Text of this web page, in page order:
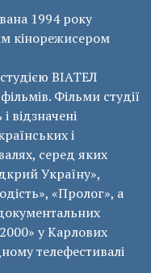
1994 року
кінорежисером
ВІАТЕЛ
Фільми студії
відзначені
і
серед яких
Україну»,
«Пролог», а
у Карлових
телефестивалі